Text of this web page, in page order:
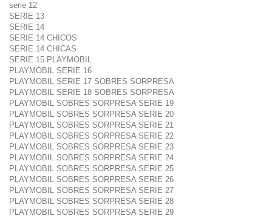
serie 12
SERIE 13
SERIE 14
SERIE 14 CHICOS
SERIE 14 CHICAS
SERIE 15 PLAYMOBIL
PLAYMOBIL SERIE 16
PLAYMOBIL SERIE 17 SOBRES SORPRESA
PLAYMOBIL SERIE 18 SOBRES SORPRESA
PLAYMOBIL SOBRES SORPRESA SERIE 19
PLAYMOBIL SOBRES SORPRESA SERIE 20
PLAYMOBIL SOBRES SORPRESA SERIE 21
PLAYMOBIL SOBRES SORPRESA SERIE 22
PLAYMOBIL SOBRES SORPRESA SERIE 23
PLAYMOBIL SOBRES SORPRESA SERIE 24
PLAYMOBIL SOBRES SORPRESA SERIE 25
PLAYMOBIL SOBRES SORPRESA SERIE 26
PLAYMOBIL SOBRES SORPRESA SERIE 27
PLAYMOBIL SOBRES SORPRESA SERIE 28
PLAYMOBIL SOBRES SORPRESA SERIE 29